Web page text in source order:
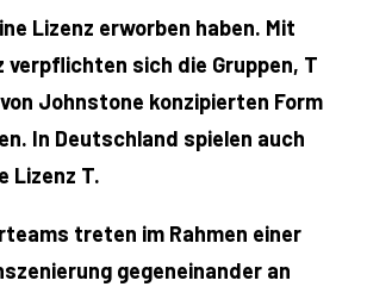
Lizenz erworben haben. Mit
verpflichten sich die Gruppen, T
Johnstone konzipierten Form
In Deutschland spielen auch
Lizenz T.
treten im Rahmen einer
gegeneinander an